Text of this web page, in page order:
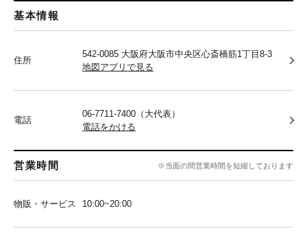
基本情報
住所
542-0085 大阪府大阪市中央区心斎橋筋1丁目8-3
地図アプリで見る
電話
06-7711-7400（大代表）
電話をかける
営業時間 ※当面の間営業時間を短縮しております
物販・サービス 10:00~20:00